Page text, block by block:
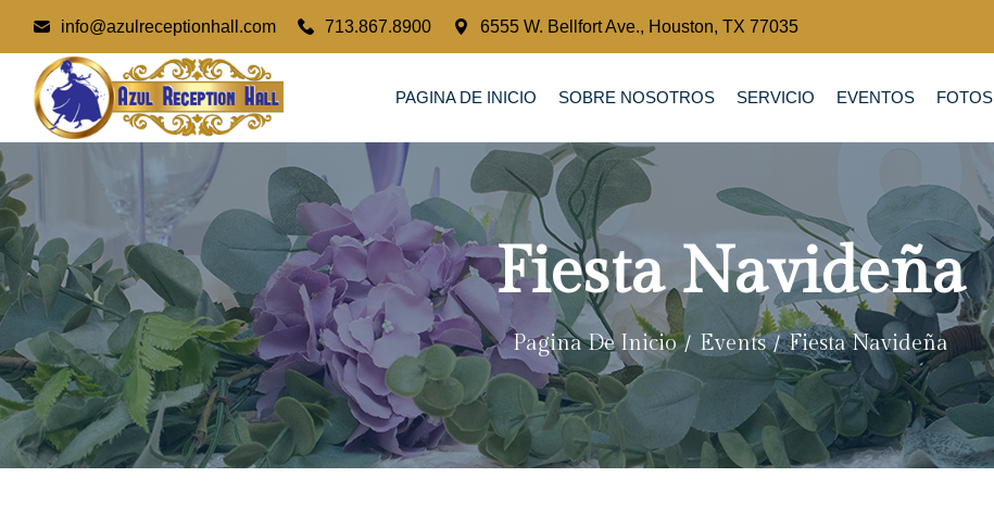
info@azulreceptionhall.com 713.867.8900 6555 W. Bellfort Ave., Houston, TX 77035
PAGINA DE INICIO SOBRE NOSOTROS SERVICIO EVENTOS FOTOS
Fiesta Navideña
Pagina De Inicio Events Fiesta Navideña